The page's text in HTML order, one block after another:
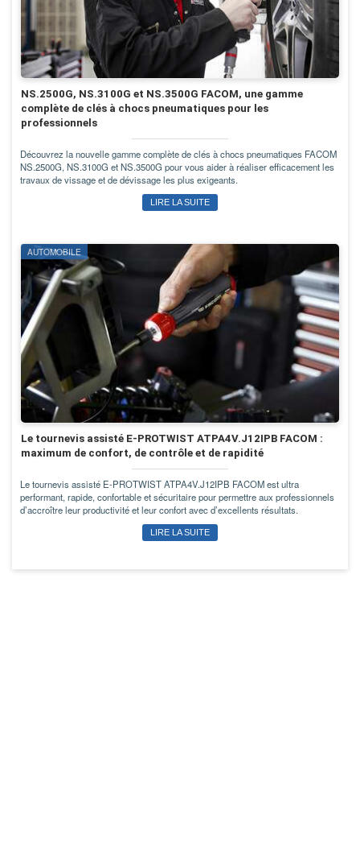
NS.2500G, NS.3100G et NS.3500G FACOM, une gamme
complète de clés à chocs pneumatiques pour les
professionnels
Découvrez la nouvelle gamme complète de clés à chocs pneumatiques FACOM
NS.2500G, NS.3100G et NS.3500G pour vous aider à réaliser efficacement les
travaux de vissage et de dévissage les plus exigeants.
LIRE LA SUITE
AUTOMOBILE
Le tournevis assisté E-PROTWIST ATPA4V.J12IPB FACOM :
maximum de confort, de contrôle et de rapidité
Le tournevis assisté E-PROTWIST ATPA4V.J12IPB FACOM est ultra
performant, rapide, confortable et sécuritaire pour permettre aux professionnels
d’accroître leur productivité et leur confort avec d’excellents résultats.
LIRE LA SUITE